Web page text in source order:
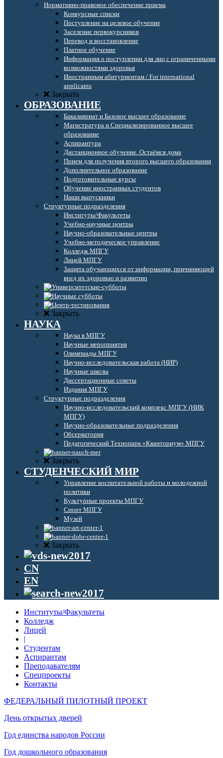
Нормативно-правовое обеспечение приема
Конкурсные списки
Поступление на целевое обучение
Заселение первокурсников
Перевод и восстановление
Платное обучение
Информация о поступлении для лиц с ограниченными
возможностями здоровья
Иностранным абитуриентам / For international
applicants
Закрыть
ОБРАЗОВАНИЕ
Бакалавриат и Базовое высшее образование
Магистратура и Специализированное высшее
образование
Аспирантура
Дистанционное обучение. Остаёмся дома
Прием для получения второго высшего образования
Дополнительное образование
Подготовительные курсы
Обучение иностранных студентов
Наши выпускники
Структурные подразделения
Институты/Факультеты
Учебно-научные центры
Научно-образовательные центры
Учебно-методическое управление
Колледж МПГУ
Лицей МПГУ
Защита обучающихся от информации, причиняющей
вред их здоровью и развитию
Закрыть
НАУКА
Наука в МПГУ
Научные мероприятия
Олимпиады МПГУ
Научно-исследовательская работа (НИР)
Научные школы
Диссертационные советы
Издания МПГУ
Структурные подразделения
Научно-исследовательский комплекс МПГУ (НИК
МПГУ)
Научно-образовательные подразделения
Обсерватория
Педагогический Технопарк «Кванториум» МПГУ
Закрыть
СТУДЕНЧЕСКИЙ МИР
Управление воспитательной работы и молодежной
политики
Культурные проекты МПГУ
Спорт МПГУ
Музей
Закрыть
CN
EN
Институты/Факультеты
Колледж
Лицей
|
Студентам
Аспирантам
Преподавателям
Спецпроекты
Контакты
ФЕДЕРАЛЬНЫЙ ПИЛОТНЫЙ ПРОЕКТ
День открытых дверей
Год единства народов России
Год дошкольного образования